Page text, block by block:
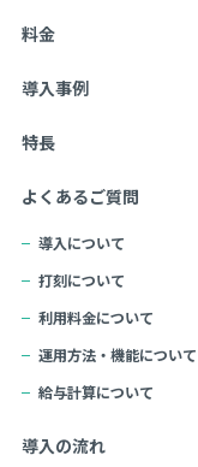
料金
導入事例
特長
よくあるご質問
導入について
打刻について
利用料金について
運用方法・機能について
給与計算について
導入の流れ